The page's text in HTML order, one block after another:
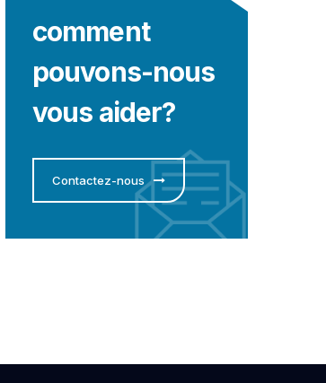
comment
pouvons-nous
vous aider?
Contactez-nous